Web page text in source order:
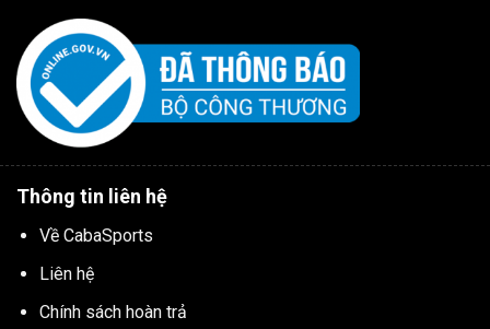
Thông tin liên hệ
Về CabaSports
Liên hệ
Chính sách hoàn trả